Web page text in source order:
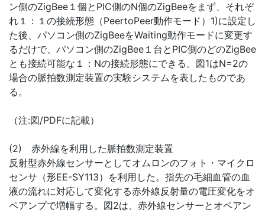
ン側のZigBee１個とPIC側のN個のZigBeeをまず、それぞ
れ１：１の接続形態（PeertoPeer動作モード）1)に設定し
た後、パソコン側のZigBeeをWaiting動作モードに変更す
るだけで、パソコン側のZigBee１台とPIC側のどのZigBee
とも接続可能な１：Nの接続形態にできる。図1はN=2の
場合の脈拍数測定装置の実験システムを表したものであ
る。
（注:図/PDFに記載）
(2) 赤外線を利用した脈拍数測定装置
反射型赤外線センサーとしてオムロンのフォト・マイクロ
センサ（形EE-SY113）を利用した。指先の毛細血管の血
液の流れに対応して変化する赤外線反射量の電圧変化をオ
ペアンプで増幅する。図2は、赤外線センサーとオペアン